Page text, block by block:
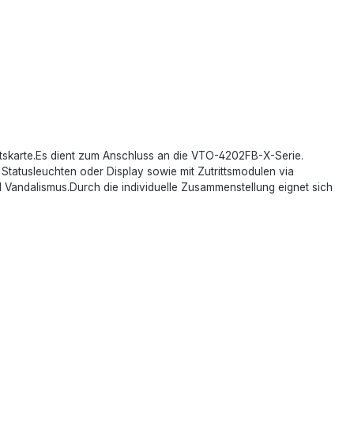
dient zum Anschluss an die VTO-4202FB-X-Serie.
oder Display sowie mit Zutrittsmodulen via
die individuelle Zusammenstellung eignet sich